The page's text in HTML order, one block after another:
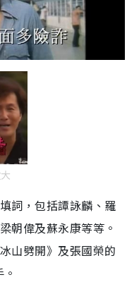
詞，包括譚詠麟、羅
朝偉及蘇永康等等。
山劈開》及張國榮的